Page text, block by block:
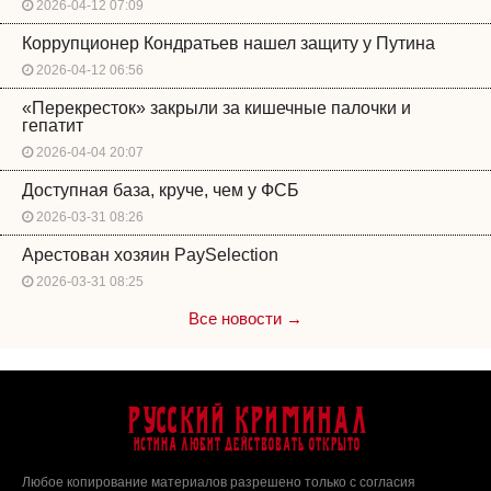
2026-04-12 07:09
Коррупционер Кондратьев нашел защиту у Путина
2026-04-12 06:56
«Перекресток» закрыли за кишечные палочки и
гепатит
2026-04-04 20:07
Доступная база, круче, чем у ФСБ
2026-03-31 08:26
Арестован хозяин PaySelection
2026-03-31 08:25
Все новости →
Русский Криминал
Истина любит действовать открыто
Любое копирование материалов разрешено только с согласия